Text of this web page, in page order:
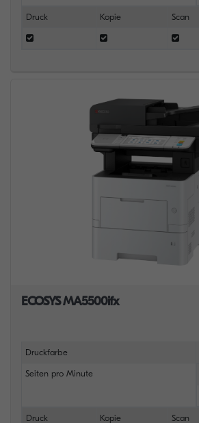
Druck Kopie Scan
ECOSYS MA5500ifx
Druckfarbe
Seiten pro Minute
Druck Kopie Scan